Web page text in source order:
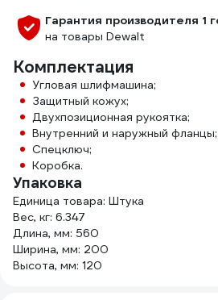
Гарантия производителя 1
на товары Dewalt
Комплектация
Угловая шлифмашина;
Защитный кожух;
Двухпозиционная рукоятка;
Внутренний и наружный фланцы;
Спецключ;
Коробка.
Упаковка
Единица товара: Штука
Вес, кг: 6.347
Длина, мм: 560
Ширина, мм: 200
Высота, мм: 120